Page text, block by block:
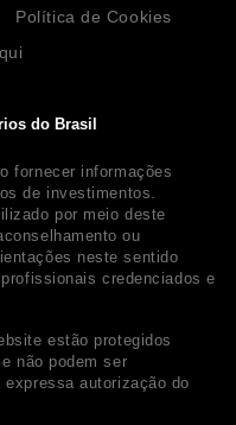
do Brasil
fornecer informações
de investimentos.
por meio deste
ou
neste sentido
credenciados e
estão protegidos
não podem ser
autorização do
Política de Cookies